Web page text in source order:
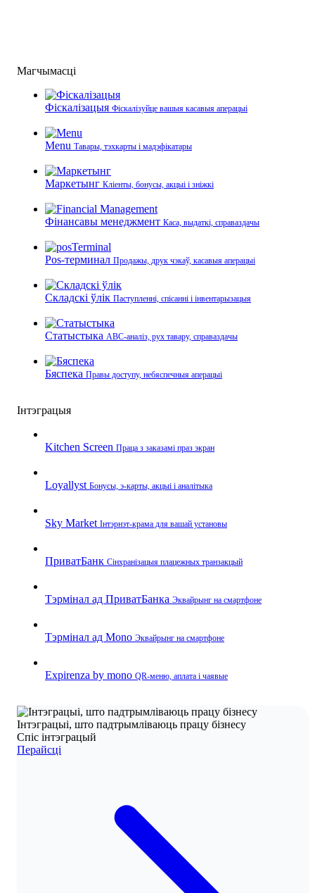
Магчымасці
Фіскалізацыя Фіскалізуйце вашыя касавыя аперацыі
Menu Тавары, тэхкарты і мадэфікатары
Маркетынг Кліенты, бонусы, акцыі і зніжкі
Фінансавы менеджмент Каса, выдаткі, справаздачы
Pos-терминал Продажы, друк чэкаў, касавыя аперацыі
Складскі ўлік Паступленні, спісанні і інвентарызацыя
Статыстыка ABC-аналіз, рух тавару, справаздачы
Бяспека Правы доступу, небяспечныя аперацыі
Інтэграцыя
Kitchen Screen Праца з заказамі праз экран
Loyallyst Бонусы, э‑карты, акцыі і аналітыка
Sky Market Інтэрнэт‑крама для вашай установы
ПриватБанк Сінхранізацыя плацежных транзакцый
Тэрмінал ад ПриватБанка Эквайрынг на смартфоне
Тэрмінал ад Mono Эквайрынг на смартфоне
Expirenza by mono QR‑меню, аплата і чаявые
Інтэграцыі, што падтрымліваюць працу бізнесу
Спіс інтэграцый
Перайсці